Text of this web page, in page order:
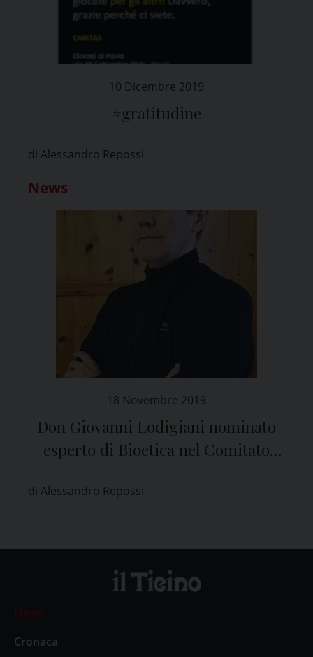
10 Dicembre 2019
#gratitudine
di Alessandro Repossi
News
18 Novembre 2019
Don Giovanni Lodigiani nominato
esperto di Bioetica nel Comitato
di Alessandro Repossi
News
Cronaca